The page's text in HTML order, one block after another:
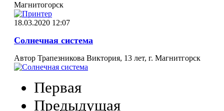
Магнитогорск
18.03.2020 12:07
Солнечная система
Автор Трапезникова Виктория, 13 лет, г. Магнитгорск
Первая
Предыдущая